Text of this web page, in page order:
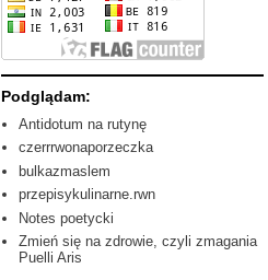
Podglądam:
Antidotum na rutynę
czerrrwonaporzeczka
bulkazmaslem
przepisykulinarne.rwn
Notes poetycki
Zmień się na zdrowie, czyli zmagania
Puelli Aris